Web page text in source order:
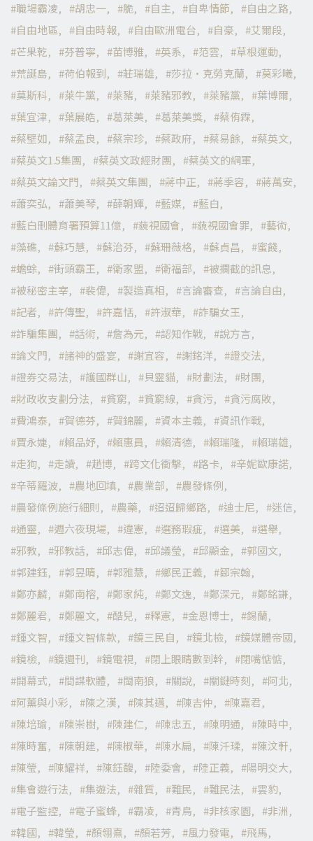
職場霸凌
胡忠一 脆 自主 自卑情節
自由之路
自由地區
自由時報 自由歐洲電台 自豪
艾爾段
芒果乾
芬普寧 苗博雅 英系 范雲
草根運動
荒誕島
荷伯報到 莊瑞雄 莎拉·克勞克蘭
莫彩曦
莫斯科
萊牛黨 萊豬 萊豬邪教 萊豬黨
葉博爾
葉宜津
葉展皓 葛萊美 葛萊美獎
蔡侑霖
蔡壁如
蔡孟良 蔡宗珍 蔡政府 蔡易餘
蔡英文
蔡英文1.5集團
蔡英文政經財團
蔡英文的網軍
蔡英文論文門
蔡英文集團 蔣中正 蔣季容
蔣萬安
蕭奕弘
蕭美琴 薛朝輝 藍媒
藍白
藍白刪體育署預算11億
藐視國會 藐視國會罪
藝術
藻礁
蘇巧慧 蘇治芬 蘇珊薇格 蘇貞昌
蜜餞
蟾蜍
街頭霸王 衛家盟 衛福部
被攔截的訊息
被秘密主宰
裴偉 製造真相 言論審查
言論自由
記者
許傳聖 許嘉恬 許淑華
詐騙女王
詐騙集團
話術 詹為元 認知作戰
說方言
論文門
諸神的盛宴 謝宜容 謝銘洋
證交法
證券交易法
護國群山 貝靈貓 財劃法
財團
財政收支劃分法
貧窮 貧窮線 貪污
貪污腐敗
費鴻泰
賀德芬 賀錦麗 資本主義
資訊作戰
賈永婕
賴品妤 賴惠員 賴清德 賴瑞隆
賴瑞雄
走狗
走讀 趙博 跨文化衝擊 路卡
辛妮歐康諾
辛蒂羅波
農地回填 農業部
農發條例
農發條例施行細則
農藥 迢迢歸鄉路 迪士尼
迷信
通靈
週六夜現場 違憲 選務瑕疵 選美
選舉
邪教
邪教話 邱志偉 邱議瑩 邱顯金
郭國文
郭建鈺
郭昱晴 郭雅慧 鄉民正義
鄒宗翰
鄭亦麟
鄭南榕 鄭家純 鄭文逸 鄭深元
鄭銘謙
鄭麗君
鄭麗文 酷兒 釋憲 金恩博士
錫蘭
鍾文智
鍾文智條款 鏡三民自 鏡北檢
鏡媒體帝國
鏡檢
鏡週刊 鏡電視 閉上眼睛數到幹
閉嘴惦惦
開幕式
間諜軟體 閩南狼 關說 關鍵時刻
阿北
阿薰與小彩
陳之漢 陳其邁 陳吉仲
陳嘉君
陳培瑜
陳崇樹 陳建仁 陳忠五 陳明通
陳時中
陳時奮
陳朝建 陳椒華 陳水扁 陳汘瑈
陳汶軒
陳瑩
陳耀祥 陳鈺馥 陸委會 陸正義
陽明交大
集會遊行法
集遊法 雜質 難民 難民法
雲豹
電子監控
電子蜜蜂 霸凌 青鳥 非核家園
非洲
韓國
韓瑩 顏翎熹 顏若芳 風力發電 飛馬